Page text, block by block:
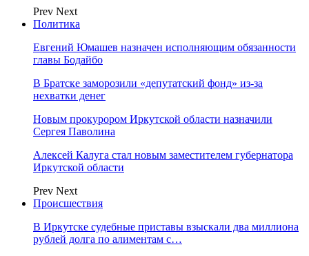
Prev Next
Политика
Евгений Юмашев назначен исполняющим обязанности
главы Бодайбо
В Братске заморозили «депутатский фонд» из‑за
нехватки денег
Новым прокурором Иркутской области назначили
Сергея Паволина
Алексей Калуга стал новым заместителем губернатора
Иркутской области
Prev Next
Происшествия
В Иркутске судебные приставы взыскали два миллиона
рублей долга по алиментам с…